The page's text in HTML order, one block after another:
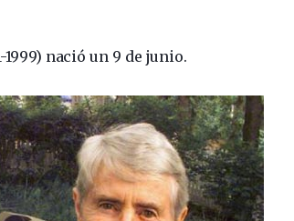
1999) nació un 9 de junio.